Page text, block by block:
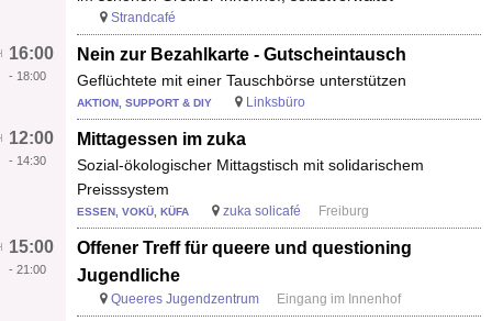
Strandcafé
Nein zur Bezahlkarte - Gutscheintausch
Geflüchtete mit einer Tauschbörse unterstützen
16:00
- 18:00
AKTION, SUPPORT & DIY Linksbüro
Mittagessen im zuka
Sozial-ökologischer Mittagstisch mit solidarischem
Preisssystem
12:00
- 14:30
ESSEN, VOKÜ, KÜFA zuka solicafé Freiburg
Offener Treff für queere und questioning
Jugendliche
15:00
- 21:00
Queeres Jugendzentrum Eingang im Innenhof